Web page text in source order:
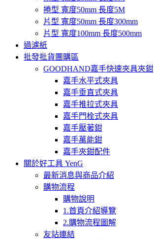
捲型 寬度50mm 長度5M
片型 寬度50mm 長度300mm
片型 寬度100mm 長度500mm
過濾紙
批發批貨團購區
GOODHAND嘉手快速夾具夾鉗
嘉手水平式夾具
嘉手垂直式夾具
嘉手推拉式夾具
嘉手門栓式夾具
嘉手壓著鉗
嘉手萬能鉗
嘉手夾鉗配件
關於好工具 YenG
最新消息與商品介紹
購物流程
購物說明
1.首頁介紹導覽
2.購物流程圖解
友站連結